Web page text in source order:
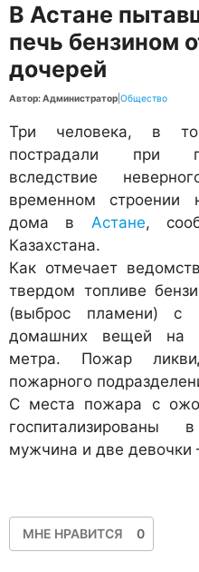
В Астане
печь бензином
дочерей
Автор: Администратор Общество
Три человека, в
пострадали при
вследствие
временном строении
дома в Астане,
Казахстана.
Как отмечает
твердом топливе
(выброс пламени) с
домашних вещей на
метра. Пожар
пожарного
С места пожара с
госпитализированы
мужчина и две девочки
МНЕ НРАВИТСЯ 0